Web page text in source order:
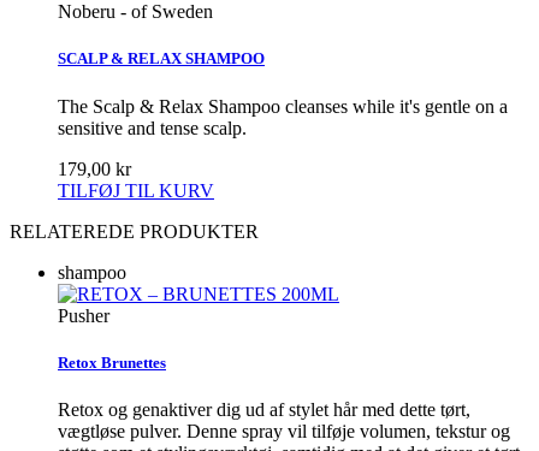
Noberu - of Sweden
SCALP & RELAX SHAMPOO
The Scalp & Relax Shampoo cleanses while it's gentle on a
sensitive and tense scalp.
179,00 kr
TILFØJ TIL KURV
RELATEREDE PRODUKTER
shampoo
Pusher
Retox Brunettes
Retox og genaktiver dig ud af stylet hår med dette tørt,
vægtløse pulver. Denne spray vil tilføje volumen, tekstur og